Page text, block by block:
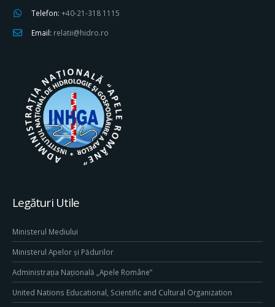
Telefon: +40-21-318 1115
Email: relatii@hidro.ro
Legături Utile
Ministerul Mediului
Ministerul Apelor și Pădurilor
Administrația Națională „Apele Române”
United Nations Educational, Scientific and Cultural Organization